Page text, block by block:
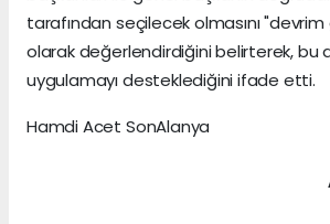
tarafından seçilecek olmasını
olarak değerlendirdiğini belirterek, bu
uygulamayı desteklediğini ifade etti.
Hamdi Acet SonAlanya